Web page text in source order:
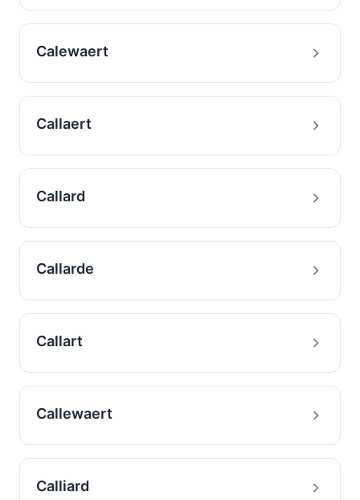
Calewaert
Callaert
Callard
Callarde
Callart
Callewaert
Calliard